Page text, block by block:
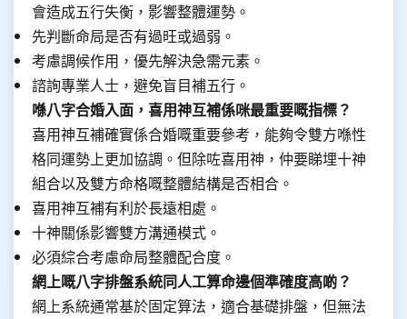
會造成五行失衡，影響整體運勢。
先判斷命局是否有過旺或過弱。
考慮調候作用，優先解決急需元素。
諮詢專業人士，避免盲目補五行。
喺八字合婚入面，喜用神互補係咪最重要嘅指標？
喜用神互補確實係合婚嘅重要參考，能夠令雙方喺性
格同運勢上更加協調。但除咗喜用神，仲要睇埋十神
組合以及雙方命格嘅整體結構是否相合。
喜用神互補有利於長遠相處。
十神關係影響雙方溝通模式。
必須綜合考慮命局整體配合度。
網上嘅八字排盤系統同人工算命邊個準確度高啲？
網上系統通常基於固定算法，適合基礎排盤，但無法